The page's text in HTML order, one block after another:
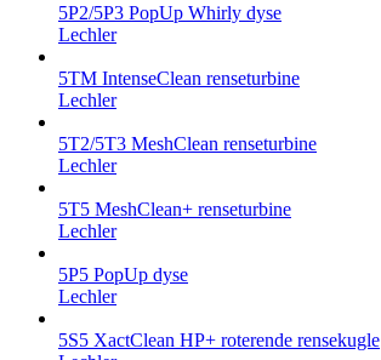
5P2/5P3 PopUp Whirly dyse
Lechler
5TM IntenseClean renseturbine
Lechler
5T2/5T3 MeshClean renseturbine
Lechler
5T5 MeshClean+ renseturbine
Lechler
5P5 PopUp dyse
Lechler
5S5 XactClean HP+ roterende rensekugle